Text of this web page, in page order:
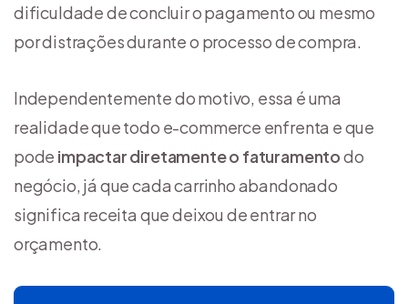
dificuldade de concluir o pagamento ou mesmo
por distrações durante o processo de compra.
Independentemente do motivo, essa é uma
realidade que todo e-commerce enfrenta e que
pode impactar diretamente o faturamentodo
negócio, já que cada carrinho abandonado
significa receita que deixou de entrar no
orçamento.